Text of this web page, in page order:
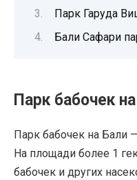
Парк Гаруда
Бали Сафари
Парк бабочек
Парк бабочек на Бали
На площади более 1
бабочек и других